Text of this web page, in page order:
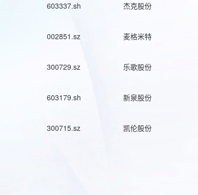
603337.sh 杰克股份
002851.sz 麦格米特
300729.sz 乐歌股份
603179.sh 新泉股份
300715.sz 凯伦股份